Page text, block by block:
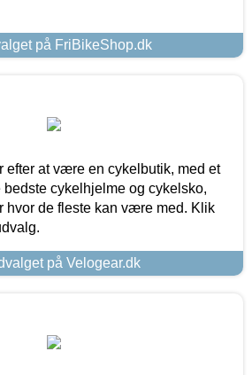
på FriBikeShop.dk
efter at være en cykelbutik, med et
bedste cykelhjelme og cykelsko,
hvor de fleste kan være med. Klik
på Velogear.dk